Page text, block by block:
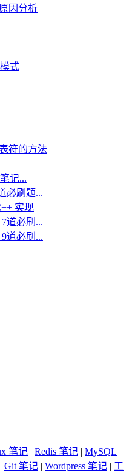
因分析
式
符的方法
记...
必刷题...
实现
道必刷...
道必刷...
笔记 | Redis 笔记 | MySQL
| Git 笔记 | Wordpress 笔记 | 工